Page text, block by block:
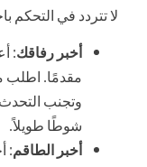
لا تتردد في التحكم
أخبر رفاقك:
مقدمًا. اطلب
وتجنب
شوطًا طويلاً.
أخبر الطاقم: